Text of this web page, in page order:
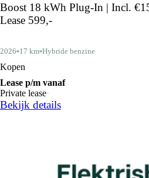
Boost 18 kWh Plug-In | Incl.
Lease 599,-
2026 17 km Hybride benzine
Kopen
Lease p/m vanaf
Private lease
Bekijk details